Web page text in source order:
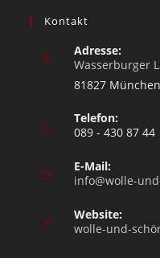
Kontakt
Adresse:
Wasserburger
81827
Telefon:
089 - 430 87 44
E-Mail:
info@wolle-
Website:
wolle-und-